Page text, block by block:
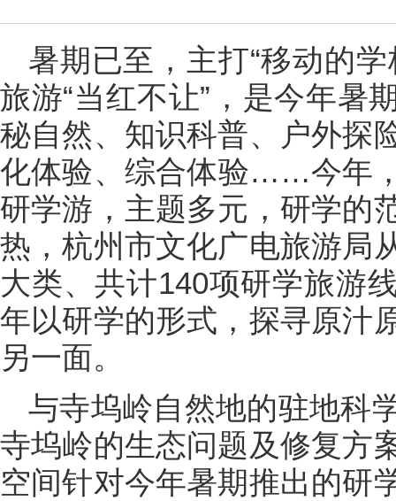
暑期已至，主打“移动的
旅游“当红不让”，是今年暑
秘自然、知识科普、户外探
化体验、综合体验……今年
研学游，主题多元，研学的
热，杭州市文化广电旅游局
大类、共计140项研学旅游
年以研学的形式，探寻原汁
另一面。
与寺坞岭自然地的驻地科
寺坞岭的生态问题及修复方
空间针对今年暑期推出的研